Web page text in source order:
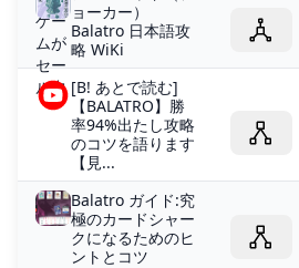
ョーカー）
Balatro 日本語攻
略 WiKi
[B! あとで読む]
【BALATRO】勝
率94%出たし攻略
のコツを語ります
【見...
Balatro ガイド:究
極のカードシャー
クになるためのヒ
ントとコツ